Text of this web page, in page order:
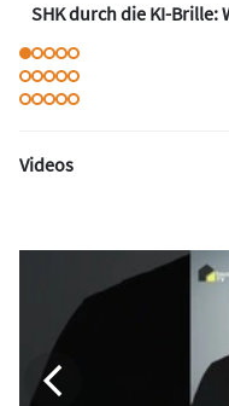
SHK durch die KI-Brille:
Videos